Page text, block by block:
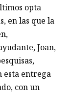
opta
en las que la
Joan,
esta entrega
con un